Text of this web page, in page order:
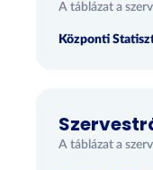
A táblázat a
Központi
A táblázat a